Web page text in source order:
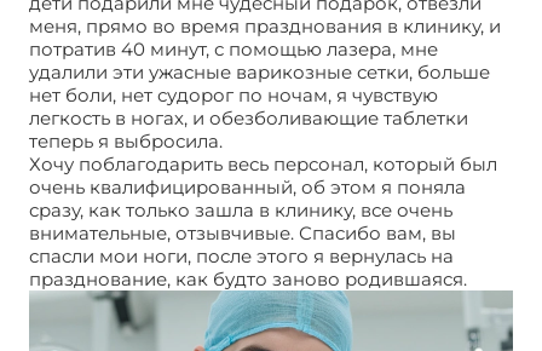
меня, прямо во время празднования в клинику, и
потратив 40 минут, с помощью лазера, мне
удалили эти ужасные варикозные сетки, больше
нет боли, нет судорог по ночам, я чувствую
легкость в ногах, и обезболивающие таблетки
теперь я выбросила.
Хочу поблагодарить весь персонал, который был
очень квалифицированный, об этом я поняла
сразу, как только зашла в клинику, все очень
внимательные, отзывчивые. Спасибо вам, вы
спасли мои ноги, после этого я вернулась на
празднование, как будто заново родившаяся.